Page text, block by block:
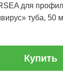
для
туба, 50
Купить